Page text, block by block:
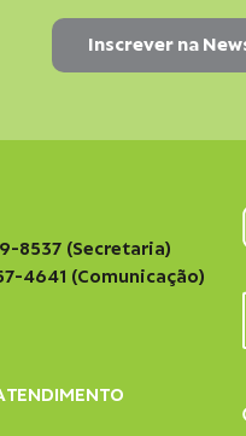
8537 (Secretaria)
4641 (Comunicação)